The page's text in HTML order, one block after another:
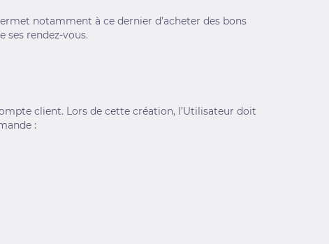
notamment à ce dernier d’acheter des bons
ses rendez-vous.
client. Lors de cette création, l’Utilisateur doit
: